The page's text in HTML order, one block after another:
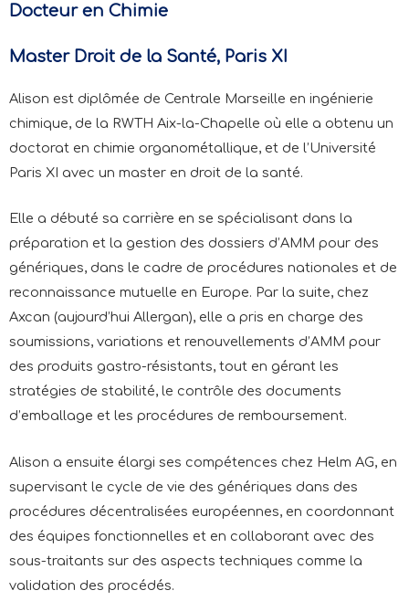
Docteur en Chimie
Master Droit de la Santé, Paris XI
Alison est diplômée de Centrale Marseille en ingénierie
chimique, de la RWTH Aix-la-Chapelle où elle a obtenu un
doctorat en chimie organométallique, et de l’Université
Paris XI avec un master en droit de la santé.
Elle a débuté sa carrière en se spécialisant dans la
préparation et la gestion des dossiers d’AMM pour des
génériques, dans le cadre de procédures nationales et de
reconnaissance mutuelle en Europe. Par la suite, chez
Axcan (aujourd’hui Allergan), elle a pris en charge des
soumissions, variations et renouvellements d’AMM pour
des produits gastro-résistants, tout en gérant les
stratégies de stabilité, le contrôle des documents
d’emballage et les procédures de remboursement.
Alison a ensuite élargi ses compétences chez Helm AG, en
supervisant le cycle de vie des génériques dans des
procédures décentralisées européennes, en coordonnant
des équipes fonctionnelles et en collaborant avec des
sous-traitants sur des aspects techniques comme la
validation des procédés.